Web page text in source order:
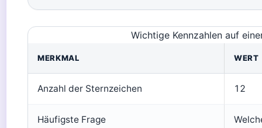
Wichtige Kennzahlen auf
MERKMAL WERT
Anzahl der Sternzeichen 12
Häufigste Frage